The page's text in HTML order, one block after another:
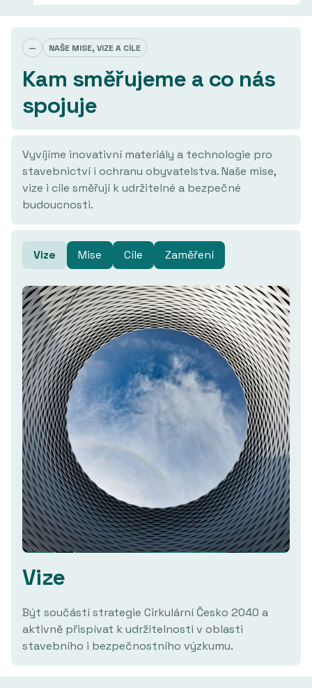
— NAŠE MISE, VIZE A CÍLE
Kam směřujeme a co nás
spojuje
Vyvíjíme inovativní materiály a technologie pro
stavebnictví i ochranu obyvatelstva. Naše mise,
vize i cíle směřují k udržitelné a bezpečné
budoucnosti.
Vize Mise Cíle Zaměření
Vize
Být součástí strategie Cirkulární Česko 2040 a
aktivně přispívat k udržitelnosti v oblasti
stavebního i bezpečnostního výzkumu.